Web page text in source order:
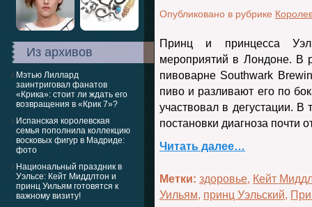
Из архивов
Мэтью Лиллард
заинтриговал фанатов
«Крика»: стоит ли ждать его
возвращения в «Крик 7»?
Испанская королевская
семья пополнила коллекцию
восковых фигур в Мадриде:
фото
Национальный праздник в
Уэльсе: Кейт Миддлтон и
принц Уильям готовятся к
важному визиту!
Опубликовано в рубрике
Принц и принцесса
мероприятий в Лондоне. В
пивоварне Southwark
пиво и разливают его по
участвовал в дегустации.
постановки диагноза почти
Читать далее…
Метки: здоровье, Кейт
Уильям, принц Уэльский,